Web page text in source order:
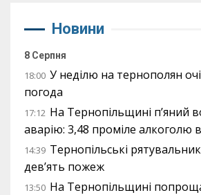
Новини
8 Серпня
18:00 У неділю на тернополян
погода
17:12 На Тернопільщині п’яний
аварію: 3,48 проміле алкоголю
14:39 Тернопільські
дев’ять пожеж
13:50 На Тернопільщині